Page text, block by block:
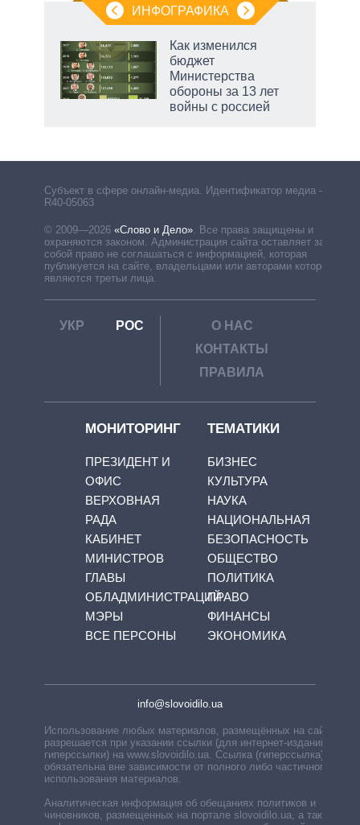
ИНФОГРАФИКА
Как изменился
бюджет
Министерства
обороны за 13 лет
войны с россией
Субъект в сфере онлайн-медиа. Идентификатор медиа –
R40-05063
© 2009—2026 «Слово и Дело». Все права защищены и
охраняются законом. Администрация сайта оставляет за
собой право не соглашаться с информацией, которая
публикуется на сайте, владельцами или авторами которой
являются третьи лица.
УКР РОС
О НАС
КОНТАКТЫ
ПРАВИЛА
МОНИТОРИНГ
ПРЕЗИДЕНТ И
ОФИС
ВЕРХОВНАЯ
РАДА
КАБИНЕТ
МИНИСТРОВ
ГЛАВЫ
ОБЛАДМИНИСТРАЦИЙ
МЭРЫ
ВСЕ ПЕРСОНЫ
ТЕМАТИКИ
БИЗНЕС
КУЛЬТУРА
НАУКА
НАЦИОНАЛЬНАЯ
БЕЗОПАСНОСТЬ
ОБЩЕСТВО
ПОЛИТИКА
ПРАВО
ФИНАНСЫ
ЭКОНОМИКА
info@slovoidilo.ua
Использование любых материалов, размещённых на сайте,
разрешается при указании ссылки (для интернет-изданий —
гиперссылки) на www.slovoidilo.ua. Ссылка (гиперссылка)
обязательна вне зависимости от полного либо частичного
использования материалов.
Аналитическая информация об обещаниях политиков и
чиновников, размещенных на портале slovoidilo.ua, а также